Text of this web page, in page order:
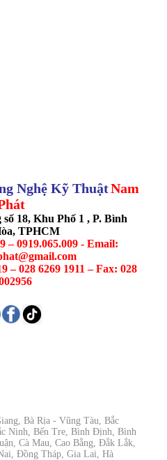
Nghệ Kỹ ThuậtNam
18, Khu Phố 1 , P. Bình
TPHCM
– 0919.065.009 - Email:
– 028 6269 1911 – Fax: 028
Bà Rịa - Vũng Tàu, Bắc
Ninh, Bến Tre, Bình Định, Bình
Cà Mau, Cao Bằng, Đắk Lắk,
Đồng Tháp, Gia Lai, Hà